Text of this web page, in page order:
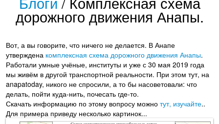
Комментарии
Об Анапе
Библиотека
Регистрация и Вход
дорожного движения Анапы.
Вот, а вы говорите, что ничего не делается. В Анапе
утверждена комплексная схема дорожного движения Анапы.
Работали умные учёные, институты и уже с 30 мая 2019 года
мы живём в другой транспортной реальности. При этом тут, на
anapatoday, никого не спросили, а то бы насоветовали: что
делать, пойти куда-нить, почесать где-то.
Скачать информацию по этому вопросу можно тут, изучайте..
Для примера приведу несколько картинок...